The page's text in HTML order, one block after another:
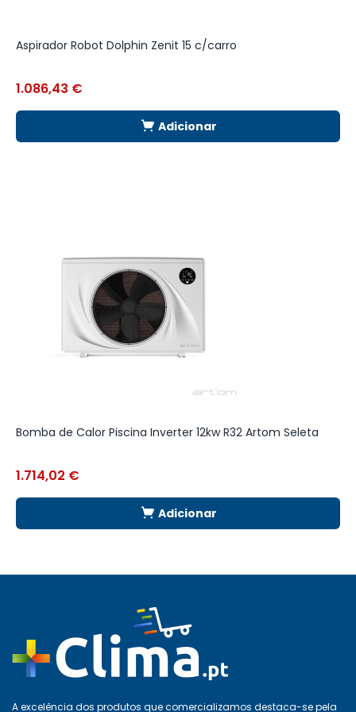
Aspirador Robot Dolphin Zenit 15 c/carro
1.086,43 €
Adicionar
Bomba de Calor Piscina Inverter 12kw R32 Artom Seleta
1.714,02 €
Adicionar
A excelência dos produtos que comercializamos destaca-se pela